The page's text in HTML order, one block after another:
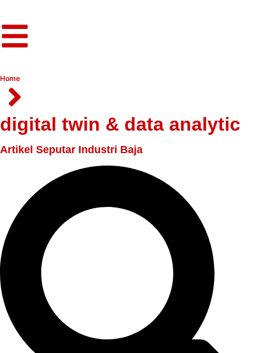
Home
digital twin & data analytic
Artikel Seputar Industri Baja